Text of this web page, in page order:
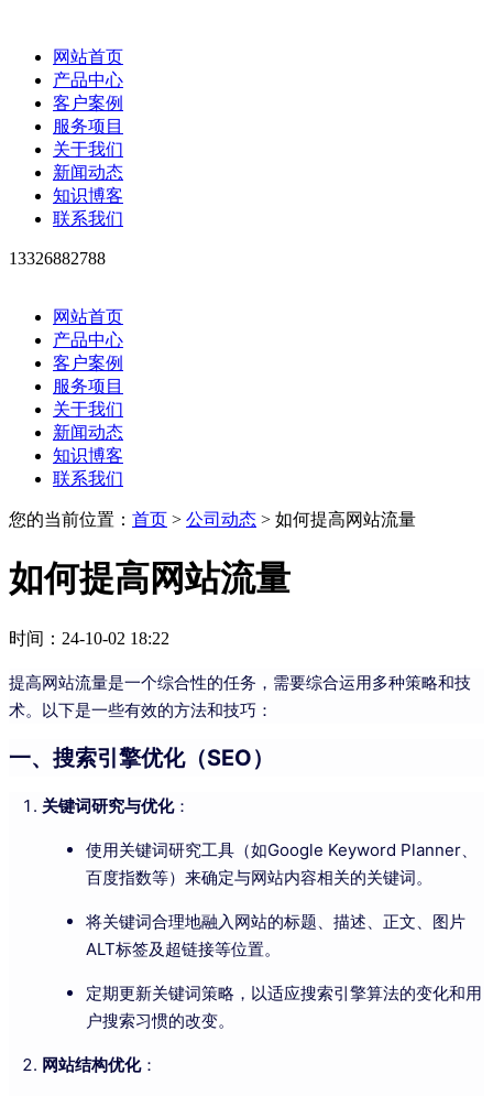
网站首页
产品中心
客户案例
服务项目
关于我们
新闻动态
知识博客
联系我们
13326882788
网站首页
产品中心
客户案例
服务项目
关于我们
新闻动态
知识博客
联系我们
您的当前位置： 首页 > 公司动态 > 如何提高网站流量
如何提高网站流量
时间：24-10-02 18:22
提高网站流量是一个综合性的任务，需要综合运用多种策略和技
术。以下是一些有效的方法和技巧：
一、搜索引擎优化（SEO）
关键词研究与优化：
使用关键词研究工具（如Google Keyword Planner、
百度指数等）来确定与网站内容相关的关键词。
将关键词合理地融入网站的标题、描述、正文、图片
ALT标签及超链接等位置。
定期更新关键词策略，以适应搜索引擎算法的变化和用
户搜索习惯的改变。
网站结构优化：